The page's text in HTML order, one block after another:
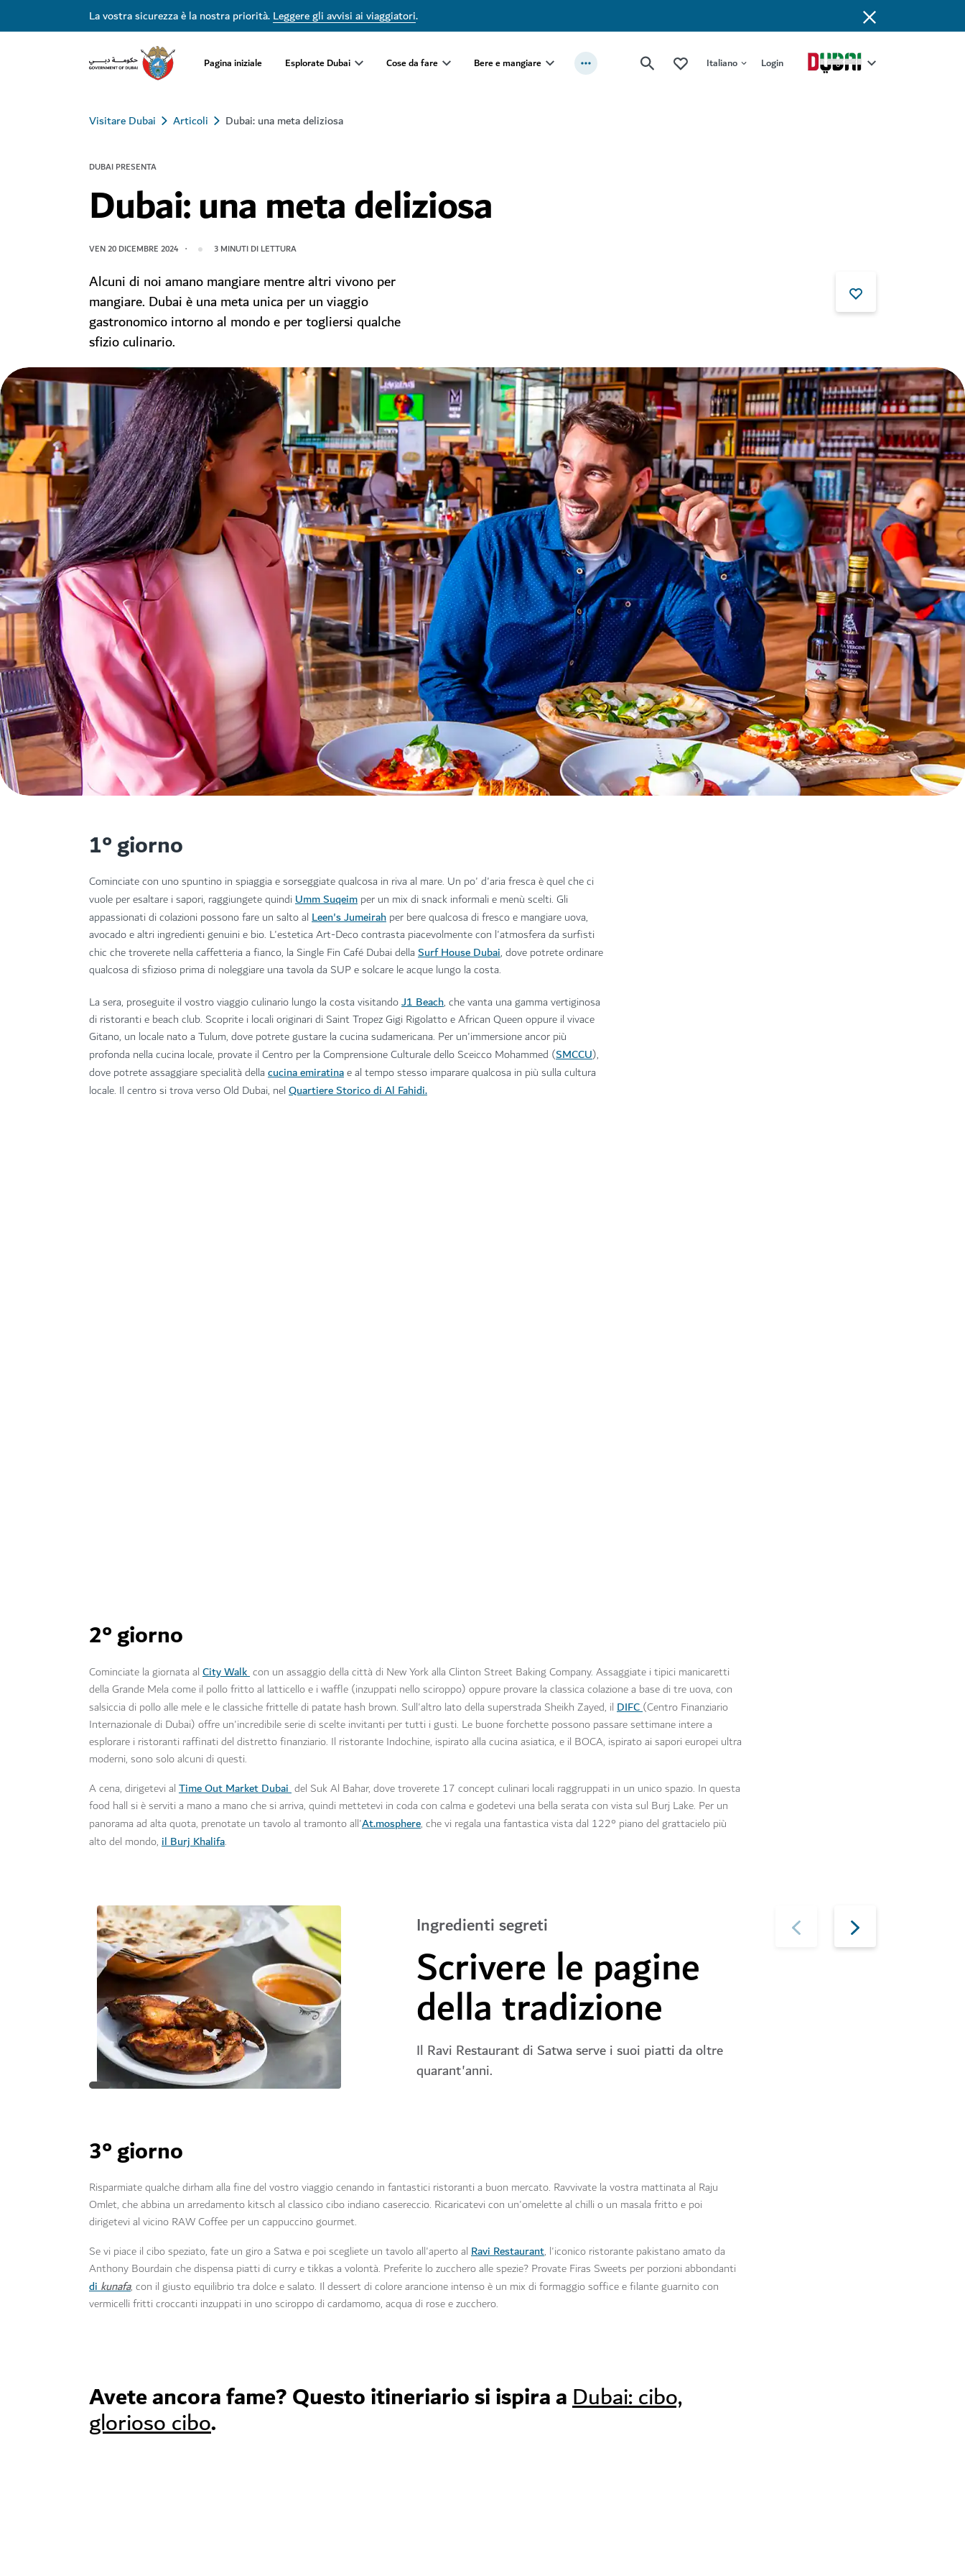
La vostra sicurezza è la nostra priorità.Leggere gli avvisi ai viaggiatori.
Pagina iniziale Esplorate Dubai Cose da fare Bere e mangiare Italiano Login
Visitare Dubai Articoli Dubai: una meta deliziosa
DUBAI PRESENTA
Dubai: una meta deliziosa
VEN 20 DICEMBRE 2024 3 MINUTI DI LETTURA
Alcuni di noi amano mangiare mentre altri vivono per
mangiare. Dubai è una meta unica per un viaggio
gastronomico intorno al mondo e per togliersi qualche
sfizio culinario.
1° giorno
Cominciate con uno spuntino in spiaggia e sorseggiate qualcosa in riva al mare. Un po' d'aria fresca è quel che ci
vuole per esaltare i sapori, raggiungete quindiUmm Suqeim per un mix di snack informali e menù scelti. Gli
appassionati di colazioni possono fare un salto al Leen's Jumeirah per bere qualcosa di fresco e mangiare uova,
avocado e altri ingredienti genuini e bio. L'estetica Art-Deco contrasta piacevolmente con l'atmosfera da surfisti
chic che troverete nella caffetteria a fianco, la Single Fin Café Dubai della Surf House Dubai, dove potrete ordinare
qualcosa di sfizioso prima di noleggiare una tavola da SUP e solcare le acque lungo la costa.
La sera, proseguite il vostro viaggio culinario lungo la costa visitandoJ1 Beach, che vanta una gamma vertiginosa
di ristoranti e beach club. Scoprite i locali originari di Saint Tropez Gigi Rigolatto e African Queen oppure il vivace
Gitano, un locale nato a Tulum, dove potrete gustare la cucina sudamericana. Per un'immersione ancor più
profonda nella cucina locale, provate il Centro per la Comprensione Culturale dello Sceicco Mohammed (SMCCU),
dove potrete assaggiare specialità della cucina emiratinae al tempo stesso imparare qualcosa in più sulla cultura
locale. Il centro si trova verso Old Dubai, nel Quartiere Storico di Al Fahidi.
2° giorno
Cominciate la giornata al City Walkcon un assaggio della città di New York alla Clinton Street Baking Company. Assaggiate i tipici manicaretti
della Grande Mela come il pollo fritto al latticello e i waffle (inzuppati nello sciroppo) oppure provare la classica colazione a base di tre uova, con
salsiccia di pollo alle mele e le classiche frittelle di patate hash brown. Sull'altro lato della superstrada Sheikh Zayed, il DIFC(Centro Finanziario
Internazionale di Dubai) offre un'incredibile serie di scelte invitanti per tutti i gusti. Le buone forchette possono passare settimane intere a
esplorare i ristoranti raffinati del distretto finanziario. Il ristorante Indochine, ispirato alla cucina asiatica, e il BOCA, ispirato ai sapori europei ultra
moderni, sono solo alcuni di questi.
A cena, dirigetevi al Time Out Market Dubaidel Suk Al Bahar, dove troverete 17 concept culinari locali raggruppati in un unico spazio. In questa
food hall si è serviti a mano a mano che si arriva, quindi mettetevi in coda con calma e godetevi una bella serata con vista sul Burj Lake. Per un
panorama ad alta quota, prenotate un tavolo al tramonto all'At.mosphere, che vi regala una fantastica vista dal 122° piano del grattacielo più
alto del mondo, il Burj Khalifa.
Ingredienti segreti
Scrivere le pagine
della tradizione
Il Ravi Restaurant di Satwa serve i suoi piatti da oltre
quarant'anni.
3° giorno
Risparmiate qualche dirham alla fine del vostro viaggio cenando in fantastici ristoranti a buon mercato. Ravvivate la vostra mattinata al Raju
Omlet, che abbina un arredamento kitsch al classico cibo indiano casereccio. Ricaricatevi con un'omelette al chilli o un masala fritto e poi
dirigetevi al vicino RAW Coffee per un cappuccino gourmet.
Se vi piace il cibo speziato, fate un giro a Satwa e poi scegliete un tavolo all'aperto al Ravi Restaurant, l'iconico ristorante pakistano amato da
Anthony Bourdain che dispensa piatti di curry e tikkas a volontà. Preferite lo zucchero alle spezie? Provate Firas Sweets per porzioni abbondanti
dikunafa, con il giusto equilibrio tra dolce e salato. Il dessert di colore arancione intenso è un mix di formaggio soffice e filante guarnito con
vermicelli fritti croccanti inzuppati in uno sciroppo di cardamomo, acqua di rose e zucchero.
Avete ancora fame? Questo itineriario si ispira aDubai: cibo,
glorioso cibo.